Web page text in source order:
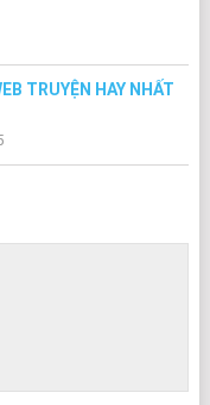
TRUYỆN HAY NHẤT